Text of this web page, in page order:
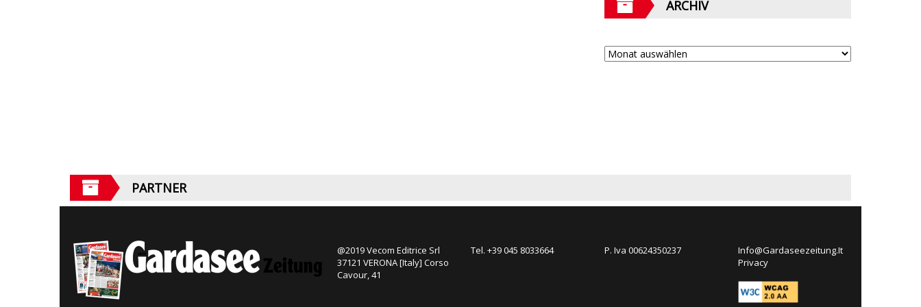
ARCHIV
PARTNER
@2019 Vecom Editrice Srl
37121 VERONA [Italy] Corso
Cavour, 41
Tel. +39 045 8033664 P. Iva 00624350237
Info@Gardaseezeitung.It
Privacy